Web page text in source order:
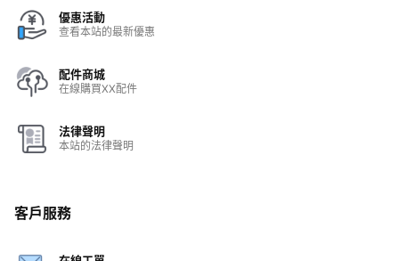
優惠活動
查看本站的最新優惠
配件商城
在線購買XX配件
法律聲明
本站的法律聲明
客戶服務